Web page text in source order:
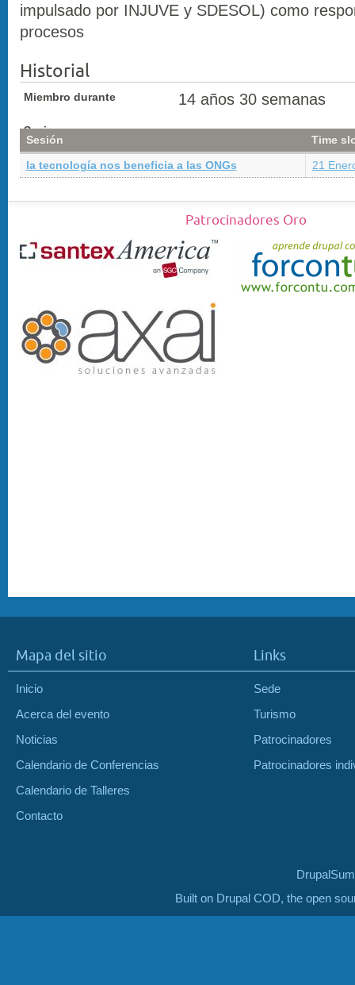
impulsado por INJUVE y SDESOL) como
procesos
Historial
Miembro durante 14 años 30 semanas
Sesiones
Sesión
Time
la tecnología nos beneficia a las ONGs
21
Patrocinadores Oro
Mapa del sitio
Inicio
Acerca del evento
Noticias
Calendario de Conferencias
Calendario de Talleres
Contacto
Links
Sede
Turismo
Patrocinadores
Patrocinadores
Built on Drupal COD, the open